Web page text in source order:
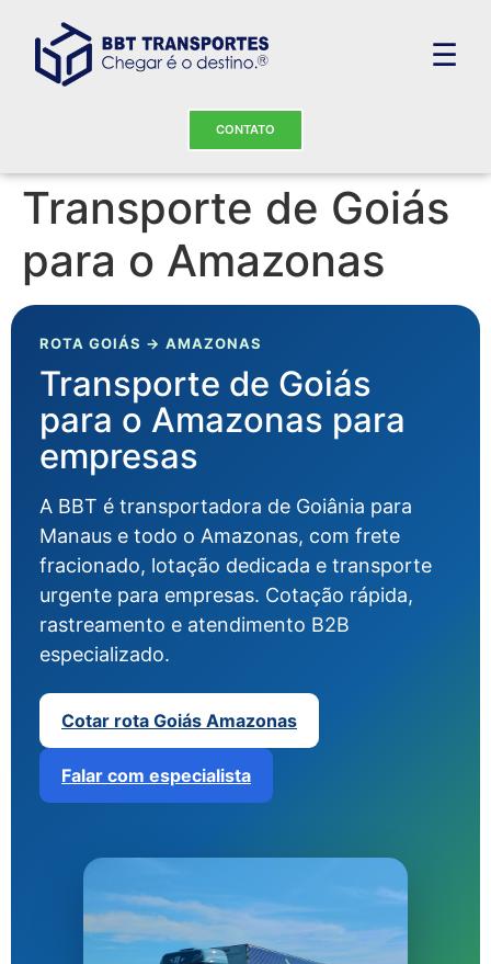
☰
CONTATO
Transporte de Goiás
para o Amazonas
ROTA GOIÁS → AMAZONAS
Transporte de Goiás
para o Amazonas para
empresas
A BBT é transportadora de Goiânia para
Manaus e todo o Amazonas, com frete
fracionado, lotação dedicada e transporte
urgente para empresas. Cotação rápida,
rastreamento e atendimento B2B
especializado.
Cotar rota Goiás Amazonas
Falar com especialista